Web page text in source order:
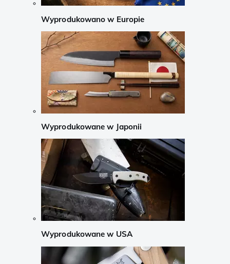
Wyprodukowano w Europie
Wyprodukowane w Japonii
Wyprodukowane w USA